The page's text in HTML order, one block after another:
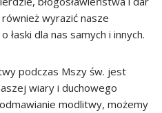
wyrazić nasze
łaski dla nas samych i innych.
podczas Mszy św. jest
wiary i duchowego
modlitwy, możemy